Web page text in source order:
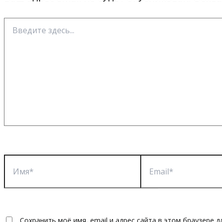
здесь...
Имя* Email*